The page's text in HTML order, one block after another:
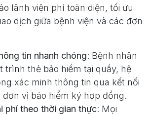
lãnh viện phí toàn diện, tối ưu
dịch giữa bệnh viện và các đơn
tin nhanh chóng: Bệnh nhân
trình thẻ bảo hiểm tại quầy, hệ
xác minh thông tin qua kết nối
đơn vị bảo hiểm ký hợp đồng.
phí theo thời gian thực: Mọi